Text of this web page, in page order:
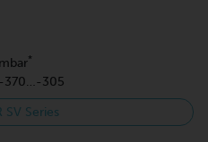
mbar*
-370…-305
SV Series